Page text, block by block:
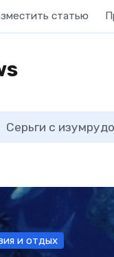
статью
Серьги с
и отдых